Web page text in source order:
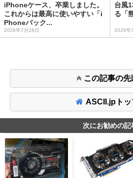
iPhoneケース、卒業しました。
これからは最高に使いやすい「i
Phoneバック...
2026年7月28日
台風
る「
2026年
この記事の先
ASCII.jpトッ
次にお勧めの記